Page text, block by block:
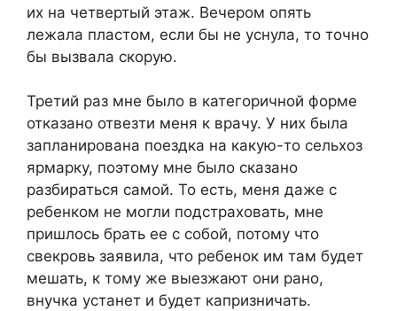
их на четвертый этаж. Вечером опять
лежала пластом, если бы не уснула, то точно
бы вызвала скорую.
Третий раз мне было в категоричной форме
отказано отвезти меня к врачу. У них была
запланирована поездка на какую-то сельхоз
ярмарку, поэтому мне было сказано
разбираться самой. То есть, меня даже с
ребенком не могли подстраховать, мне
пришлось брать ее с собой, потому что
свекровь заявила, что ребенок им там будет
мешать, к тому же выезжают они рано,
внучка устанет и будет капризничать.